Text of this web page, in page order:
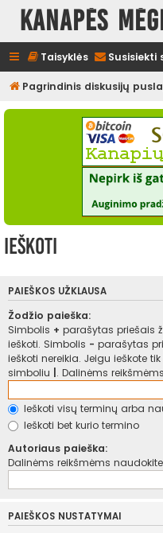
Kanapės
Taisyklės Susisiekti
Pagrindinis diskusijų
Ieškoti
PAIEŠKOS UŽKLAUSA
Žodžio paieška:
Simbolis + parašytas priešais
ieškoti. Simbolis - parašytas
ieškoti nereikia. Jeigu ieškote
simboliu . Dalinėms
Ieškoti visų terminų arba
Ieškoti bet kurio termino
Autoriaus paieška:
Dalinėms reikšmėms
PAIEŠKOS NUSTATYMAI